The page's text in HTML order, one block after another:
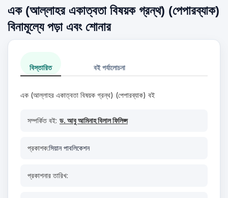
এক (আল্লাহর একাত্বতা বিষয়ক গ্রন্থ) (পেপারব্যাক)
বিনামূল্যে পড়া এবং শোনার
বিস্তারিত বই পর্যালোচনা
এক (আল্লাহর একাত্বতা বিষয়ক গ্রন্থ) (পেপারব্যাক) বই
সম্পর্কিত বই: ড. আবু আমিনাহ বিলাল ফিলিপ্স
প্রকাশক:সিয়ান পাবলিকেশন
প্রকাশনার তারিখ: